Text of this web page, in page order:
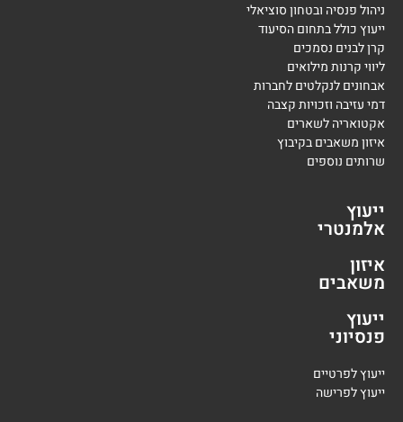
ניהול פנסיה ובטחון סוציאלי
ייעוץ כולל בתחום הסיעוד
קרן לבנים נסמכים
ליווי קרנות מילואים
אבחונים לנקלטים לחברות
דמי עזיבה וזכויות קצבה
אקטואריה לשארים
איזון משאבים בקיבוץ
שרותים נוספים
ייעוץ
אלמנטרי
איזון
משאבים
ייעוץ
פנסיוני
ייעוץ לפרטיים
ייעוץ לפרישה